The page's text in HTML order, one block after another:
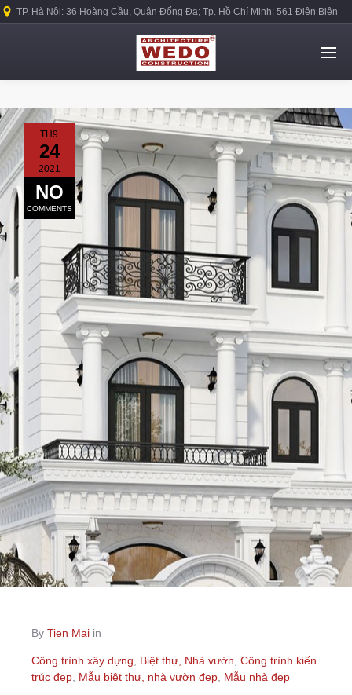
TP. Hà Nội: 36 Hoàng Cầu, Quận Đống Đa; Tp. Hồ Chí Minh: 561 Điện Biên
TH9
24
2021
NO
COMMENTS
By Tien Mai in
Công trình xây dựng Biệt thự, Nhà vườn Công trình kiến
trúc đẹp Mẫu biệt thự, nhà vườn đẹp Mẫu nhà đẹp